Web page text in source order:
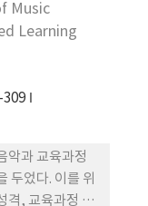
Music
Learning
악과 교육과정
두었다. 이를 위
격, 교육과정 재